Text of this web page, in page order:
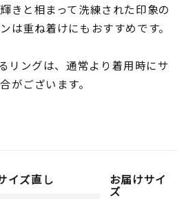
きと相まって洗練された印象の
は重ね着けにもおすすめです。
リングは、通常より着用時にサ
がございます。
イズ直し お届けサイ
ズ